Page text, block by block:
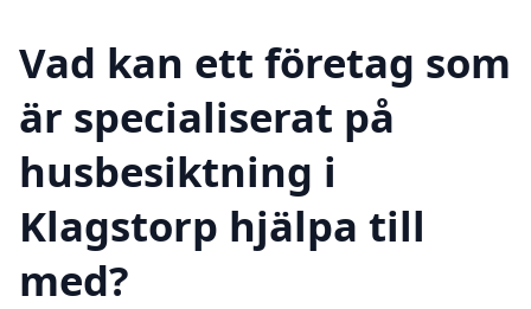
Vad kan ett företag som
är specialiserat på
husbesiktning i
Klagstorp hjälpa till
med?